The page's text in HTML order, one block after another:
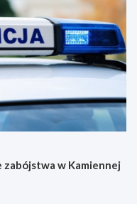
w Kamiennej